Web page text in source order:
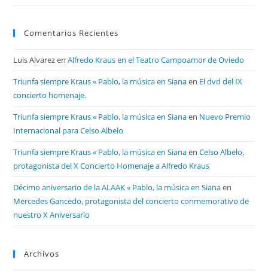
Comentarios Recientes
Luis AlvarezenAlfredo Kraus en el Teatro Campoamor de Oviedo
Triunfa siempre Kraus « Pablo, la música en Sianaen El dvd del IX
concierto homenaje.
Triunfa siempre Kraus « Pablo, la música en Sianaen Nuevo Premio
Internacional para Celso Albelo
Triunfa siempre Kraus « Pablo, la música en SianaenCelso Albelo,
protagonista del X Concierto Homenaje a Alfredo Kraus
Décimo aniversario de la ALAAK « Pablo, la música en Sianaen
Mercedes Gancedo, protagonista del concierto conmemorativo de
nuestro X Aniversario
Archivos